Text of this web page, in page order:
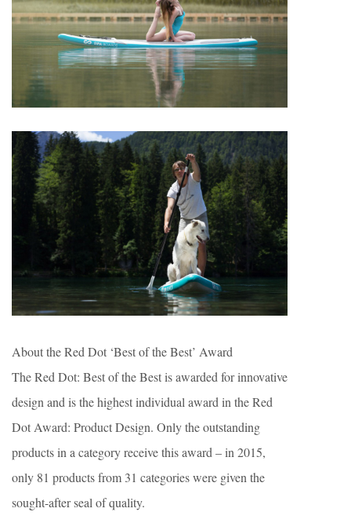
About the Red Dot ‘Best of the Best’ Award
The Red Dot: Best of the Best is awarded for innovative
design and is the highest individual award in the Red
Dot Award: Product Design. Only the outstanding
products in a category receive this award – in 2015,
only 81 products from 31 categories were given the
sought-after seal of quality.